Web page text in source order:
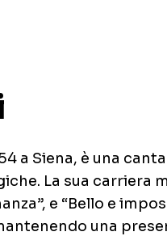
a Siena, è una
La sua carriera
e “Bello e
una